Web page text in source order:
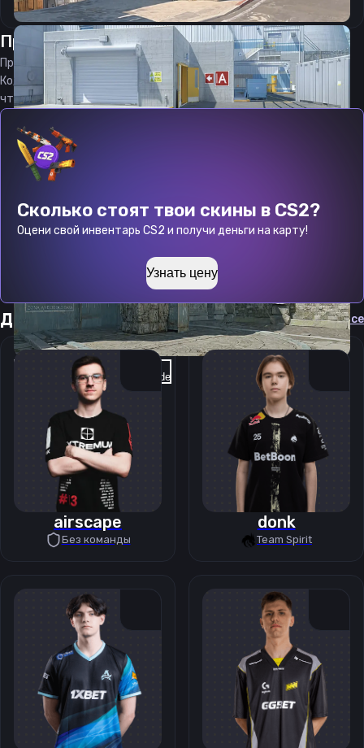
Previous slide Next slide
Прицелловерейн 07.08.2026
Прицел lovera1nn является актуальным на 07.08.2026
Код прицела
CS 2 стараемся еженедельно обновлять,
чтобы вы могли играть с актуальными настройками игрока.
Сколько стоят твои скины в CS2?
Оцени свой инвентарь CS2 и получи деньги на карту!
Узнать цену
Другие прицелы Cмотреть все
airscape
Без команды
donk
Team Spirit